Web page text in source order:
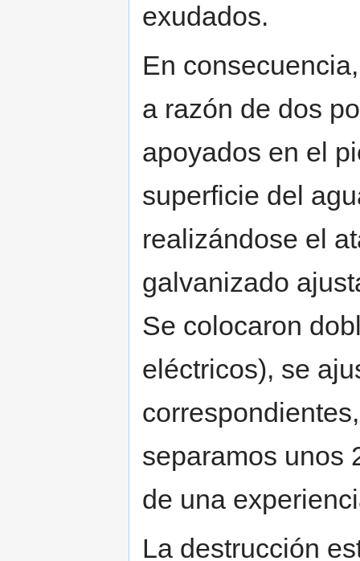
exudados.
En
a razón de dos
apoyados en el
superficie del
realizándose el
galvanizado
Se colocaron
eléctricos), se
separamos unos
de una
La destrucción